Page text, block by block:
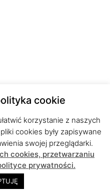
cookie
korzystanie z naszych
cookies były zapisywane
swojej przeglądarki.
cookies, przetwarzaniu
prywatności.